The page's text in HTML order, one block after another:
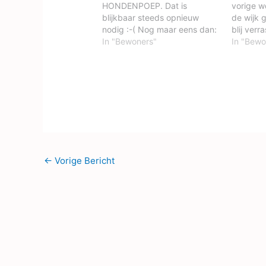
HONDENPOEP. Dat is
blijkbaar steeds opnieuw
nodig :-( Nog maar eens dan:
Wist u dat onze wijk geen
In "Bewoners"
vorige
de wijk
blij
In
← Vorige Bericht